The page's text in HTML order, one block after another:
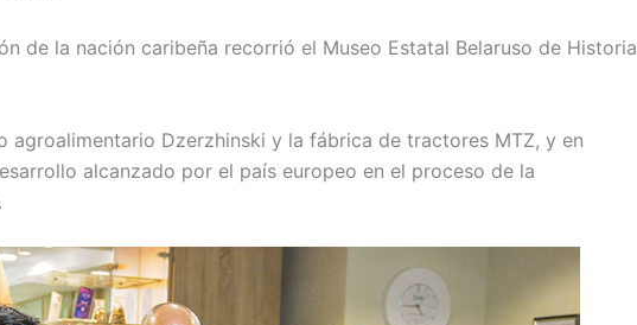
de la nación caribeña recorrió el Museo Estatal Belaruso de Historia
agroalimentario Dzerzhinski y la fábrica de tractores MTZ, y en
alcanzado por el país europeo en el proceso de la